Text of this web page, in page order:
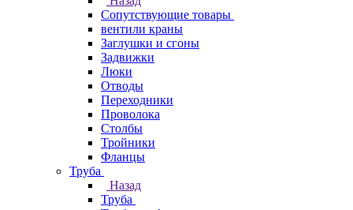
Сопутствующие товары
вентили краны
Заглушки и сгоны
Задвижки
Люки
Отводы
Переходники
Проволока
Столбы
Тройники
Фланцы
Труба
Назад
Труба